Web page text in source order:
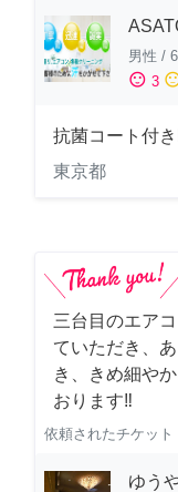
男性 /
sentiment_satisfied 3
抗菌コート付
東京都
三台目のエア
ていただき、
き、きめ細や
おります‼️
依頼されたチケット
ゆう